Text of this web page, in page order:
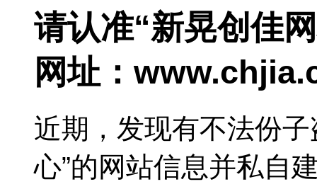
请认准“新晃创佳
网址：
近期，发现有不法份
心”的网站信息并私自